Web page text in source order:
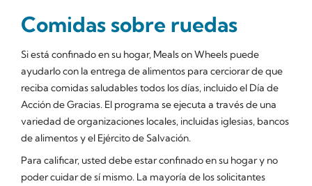
Comidas sobre ruedas
Si está confinado en su hogar, Meals on Wheels puede
ayudarlo con la entrega de alimentos para cerciorar de que
reciba comidas saludables todos los días, incluido el Día de
Acción de Gracias. El programa se ejecuta a través de una
variedad de organizaciones locales, incluidas iglesias, bancos
de alimentos y el Ejército de Salvación.
Para calificar, usted debe estar confinado en su hogar y no
poder cuidar de sí mismo. La mayoría de los solicitantes